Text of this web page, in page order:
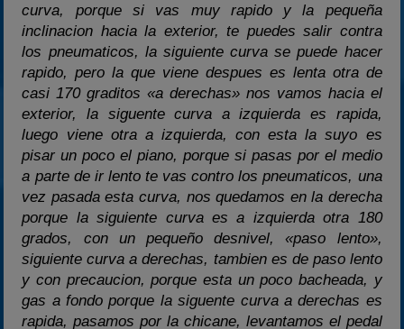
curva, porque si vas muy rapido y la pequeña
inclinacion hacia la exterior, te puedes salir contra
los pneumaticos, la siguiente curva se puede hacer
rapido, pero la que viene despues es lenta otra de
casi 170 graditos «a derechas» nos vamos hacia el
exterior, la siguente curva a izquierda es rapida,
luego viene otra a izquierda, con esta la suyo es
pisar un poco el piano, porque si pasas por el medio
a parte de ir lento te vas contro los pneumaticos, una
vez pasada esta curva, nos quedamos en la derecha
porque la siguiente curva es a izquierda otra 180
grados, con un pequeño desnivel, «paso lento»,
siguiente curva a derechas, tambien es de paso lento
y con precaucion, porque esta un poco bacheada, y
gas a fondo porque la siguente curva a derechas es
rapida, pasamos por la chicane, levantamos el pedal